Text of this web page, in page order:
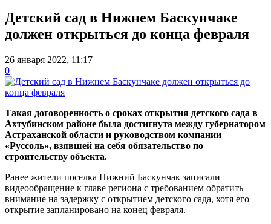
Детский сад в Нижнем Баскунчаке
должен открыться до конца февраля
26 января 2022, 11:17
0
Такая договоренность о сроках открытия детского сада в
Ахтубинском районе была достигнута между губернатором
Астраханской области и руководством компании
«Руссоль», взявшей на себя обязательство по
строительству объекта.
Ранее жители поселка Нижний Баскунчак записали
видеообращение к главе региона с требованием обратить
внимание на задержку с открытием детского сада, хотя его
открытие запланировано на конец февраля.